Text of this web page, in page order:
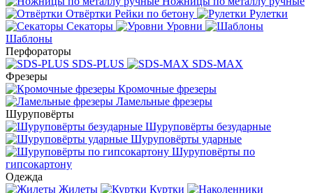
Отвёртки Рейки по бетону
Рулетки
Секаторы
Уровни
Шаблоны
Перфораторы
SDS-PLUS
SDS-MAX
Фрезеры
Кромочные фрезеры
Ламельные фрезеры
Шуруповёрты
Шуруповёрты безударные
Шуруповёрты ударные
Шуруповёрты по
гипсокартону
Одежда
Жилеты
Куртки